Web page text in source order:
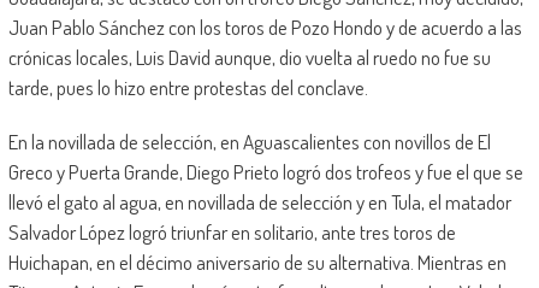
Juan Pablo Sánchez con los toros de Pozo Hondo y de acuerdo a las
crónicas locales, Luis David aunque, dio vuelta al ruedo no fue su
tarde, pues lo hizo entre protestas del conclave.
En la novillada de selección, en Aguascalientes con novillos de El
Greco y Puerta Grande, Diego Prieto logró dos trofeos y fue el que se
llevó el gato al agua, en novillada de selección y en Tula, el matador
Salvador López logró triunfar en solitario, ante tres toros de
Huichapan, en el décimo aniversario de su alternativa. Mientras en